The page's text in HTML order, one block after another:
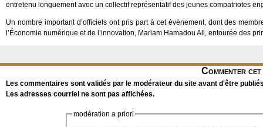
entretenu longuement avec un collectif représentatif des jeunes compatriotes
Un nombre important d’officiels ont pris part à cet évènement, dont des
l’Économie numérique et de l’innovation, Mariam Hamadou Ali, entourée des
Commenter
Les commentaires sont validés par le modérateur du site avant d'être
Les adresses courriel ne sont pas affichées.
modération a priori